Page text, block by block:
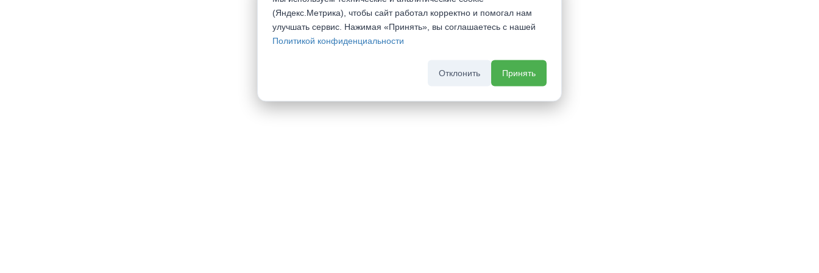
(Яндекс.Метрика), чтобы сайт работал корректно и помогал нам
улучшать сервис. Нажимая «Принять», вы соглашаетесь с нашей
Политикой конфиденциальности
Отклонить Принять